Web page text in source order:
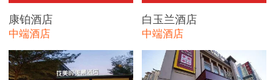
康铂酒店
中端酒店
白玉兰酒店
中端酒店